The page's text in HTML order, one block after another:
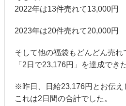
2022年は13件売れて13,000円
2023年は20件売れて20,000円
そして他の福袋もどんどん売れ
「2日で23,176円」を達成でき
※昨日、日給23,176円とお伝え
これは2日間の合計でした。